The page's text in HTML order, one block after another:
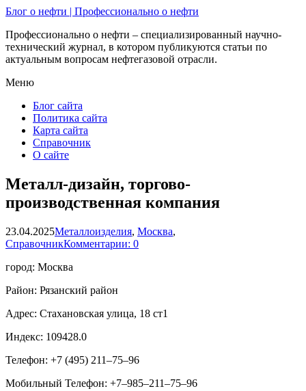
Блог о нефти | Профессионально о нефти
Профессионально о нефти – специализированный научно-
технический журнал, в котором публикуются статьи по
актуальным вопросам нефтегазовой отрасли.
Меню
Блог сайта
Политика сайта
Карта сайта
Справочник
О сайте
Металл-дизайн, торгово-
производственная компания
23.04.2025Металлоизделия, Москва,
СправочникКомментарии: 0
город: Москва
Район: Рязанский район
Адрес: Стахановская улица, 18 ст1
Индекс: 109428.0
Телефон: +7 (495) 211‒75‒96
Мобильный Телефон: +7‒985‒211‒75‒96